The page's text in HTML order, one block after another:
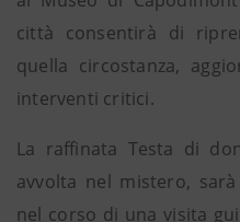
città consentirà di
quella circostanza,
interventi critici.
La raffinata Testa di
avvolta nel mistero,
nel corso di una visita